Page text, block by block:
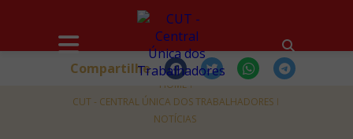
HOME
CUT - CENTRAL ÚNICA DOS TRABALHADORES
NOTÍCIAS
Compartilhe